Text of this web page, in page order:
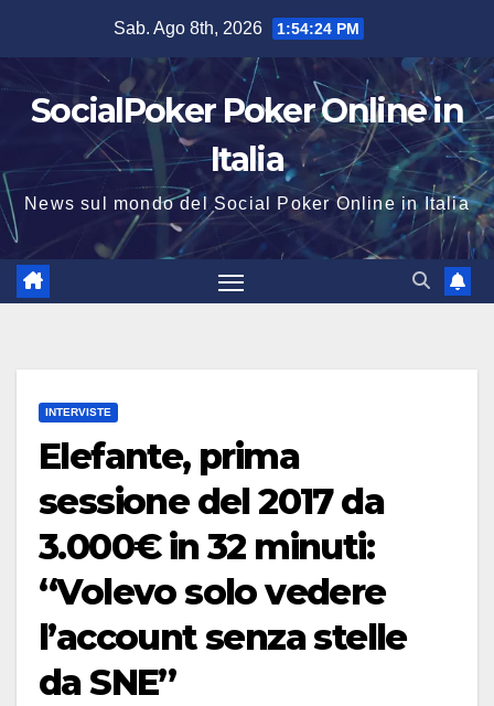
contenuto
Sab. Ago 8th, 2026 1:54:24 PM
SocialPoker Poker Online in
Italia
News sul mondo del Social Poker Online in Italia
INTERVISTE
Elefante, prima
sessione del 2017 da
3.000€ in 32 minuti:
“Volevo solo vedere
l’account senza stelle
da SNE”